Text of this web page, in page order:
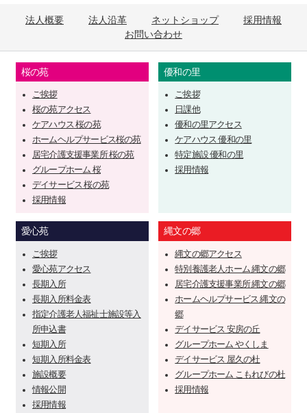
法人概要 法人沿革 ネットショップ
採用情報
お問い合わせ
桜の苑
ご挨拶
桜の苑アクセス
ケアハウス 桜の苑
ホームヘルプサービス桜の苑
居宅介護支援事業所 桜の苑
グループホーム 桜
デイサービス 桜の苑
採用情報
優和の里
ご挨拶
日課他
優和の里アクセス
ケアハウス 優和の里
特定施設 優和の里
採用情報
愛心苑
ご挨拶
愛心苑アクセス
長期入所
長期入所料金表
指定介護老人福祉士施設等入
所申込書
短期入所
短期入所料金表
施設概要
情報公開
採用情報
縄文の郷
縄文の郷アクセス
特別養護老人ホーム 縄文の郷
居宅介護支援事業所 縄文の郷
ホームヘルプサービス 縄文の
郷
デイサービス 安房の丘
グループホーム やくしま
デイサービス 屋久の杜
グループホーム こもれびの杜
採用情報